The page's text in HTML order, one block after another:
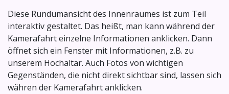
Diese Rundumansicht des Innenraumes ist zum Teil
interaktiv gestaltet. Das heißt, man kann während der
Kamerafahrt einzelne Informationen anklicken. Dann
öffnet sich ein Fenster mit Informationen, z.B. zu
unserem Hochaltar. Auch Fotos von wichtigen
Gegenständen, die nicht direkt sichtbar sind, lassen sich
währen der Kamerafahrt anklicken.